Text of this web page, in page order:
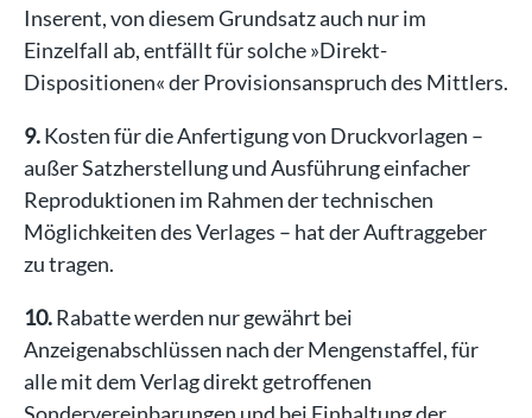
Inserent, von diesem Grundsatz auch nur im
Einzelfall ab, entfällt für solche »Direkt-
Dispositionen« der Provisionsanspruch des Mittlers.
9.Kosten für die Anfertigung von Druckvorlagen –
außer Satzherstellung und Ausführung einfacher
Reproduktionen im Rahmen der technischen
Möglichkeiten des Verlages – hat der Auftraggeber
zu tragen.
10.Rabatte werden nur gewährt bei
Anzeigenabschlüssen nach der Mengenstaffel, für
alle mit dem Verlag direkt getroffenen